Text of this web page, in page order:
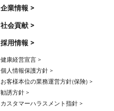
企業情報 >
社会貢献 >
採用情報 >
健康経営宣言 >
個人情報保護方針 >
お客様本位の業務運営方針(保険) >
勧誘方針 >
カスタマーハラスメント指針 >